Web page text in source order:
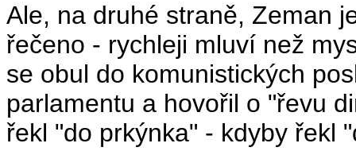
Ale, na druhé straně, Zeman
řečeno - rychleji mluví než
se obul do komunistických
parlamentu a hovořil o "řevu
řekl "do prkýnka" - kdyby řekl